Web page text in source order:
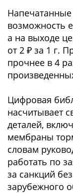
Напечатанные
возможность
а на выходе
от 2 ₽ за 1 г.
прочнее в 4
Цифровая
насчитывает
деталей,
мембраны
словам
работать по
за санкций
зарубежного